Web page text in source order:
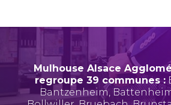
Mulhouse Alsace
regroupe 39 communes :
Bantzenheim,